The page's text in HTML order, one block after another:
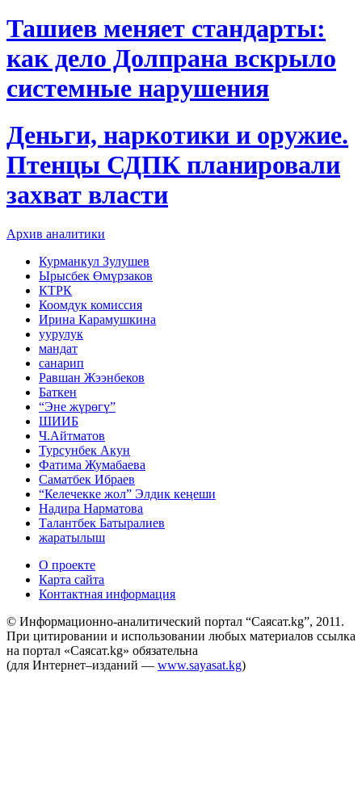
Ташиев меняет стандарты:
как дело Долпрана вскрыло
системные нарушения
Деньги, наркотики и оружие.
Птенцы СДПК планировали
захват власти
Архив аналитики
Курманкул Зулушев
Ырысбек Өмүрзаков
КТРК
Коомдук комиссия
Ирина Карамушкина
уурулук
мандат
санарип
Равшан Жээнбеков
Баткен
“Эне жүрөгү”
ШИИБ
Ч.Айтматов
Турсунбек Акун
Фатима Жумабаева
Саматбек Ибраев
“Келечекке жол” Элдик кеңеши
Надира Нарматова
Талантбек Батыралиев
жаратылыш
О проекте
Карта сайта
Контактная информация
© Информационно-аналитический портал “Саясат.kg”, 2011.
При цитировании и использовании любых материалов ссылка
на портал «Саясат.kg» обязательна
(для Интернет–изданий — www.sayasat.kg)